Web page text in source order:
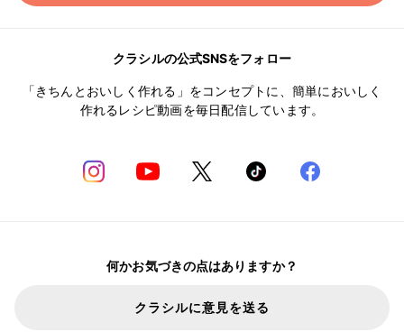
クラシルの公式SNSをフォロー
「きちんとおいしく作れる」をコンセプトに、簡単においしく
作れるレシピ動画を毎日配信しています。
何かお気づきの点はありますか？
クラシルに意見を送る